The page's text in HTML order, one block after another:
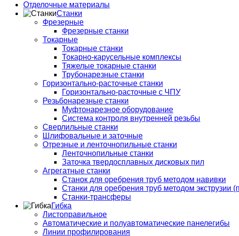
Отделочные материалы
Станки
Фрезерные
Фрезерные станки
Токарные
Токарные станки
Токарно-карусельные комплексы
Тяжелые токарные станки
Трубонарезные станки
Горизонтально-расточные станки
Горизонтально-расточные с ЧПУ
Резьбонарезные станки
Муфтонарезное оборудование
Система контроля внутренней резьбы
Сверлильные станки
Шлифовальные и заточные
Отрезные и ленточнопильные станки
Ленточнопильные станки
Заточка твердосплавных дисковых пил
Агрегатные станки
Станок для оребрения труб методом навивки
Станки для оребрения труб методом экструзии
Станки-трансферы
Гибка
Листоправильное
Автоматические и полуавтоматические панелегибы
Линии профилирования